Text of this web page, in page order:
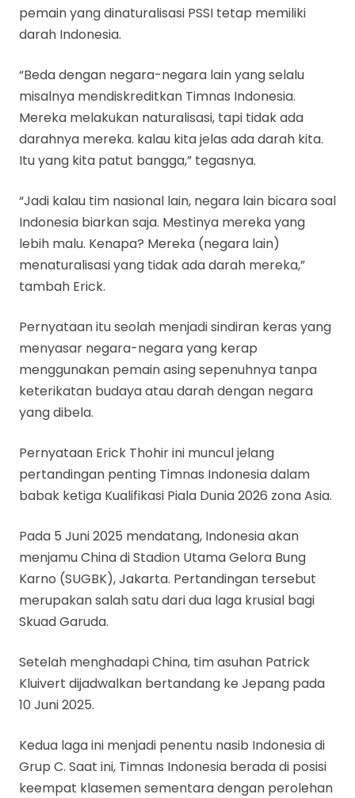
pemain yang dinaturalisasi PSSI tetap memiliki
darah Indonesia.
“Beda dengan negara-negara lain yang selalu
misalnya mendiskreditkan Timnas Indonesia.
Mereka melakukan naturalisasi, tapi tidak ada
darahnya mereka. kalau kita jelas ada darah kita.
Itu yang kita patut bangga,” tegasnya.
“Jadi kalau tim nasional lain, negara lain bicara soal
Indonesia biarkan saja. Mestinya mereka yang
lebih malu. Kenapa? Mereka (negara lain)
menaturalisasi yang tidak ada darah mereka,”
tambah Erick.
Pernyataan itu seolah menjadi sindiran keras yang
menyasar negara-negara yang kerap
menggunakan pemain asing sepenuhnya tanpa
keterikatan budaya atau darah dengan negara
yang dibela.
Pernyataan Erick Thohir ini muncul jelang
pertandingan penting Timnas Indonesia dalam
babak ketiga Kualifikasi Piala Dunia 2026 zona Asia.
Pada 5 Juni 2025 mendatang, Indonesia akan
menjamu China di Stadion Utama Gelora Bung
Karno (SUGBK), Jakarta. Pertandingan tersebut
merupakan salah satu dari dua laga krusial bagi
Skuad Garuda.
Setelah menghadapi China, tim asuhan Patrick
Kluivert dijadwalkan bertandang ke Jepang pada
10 Juni 2025.
Kedua laga ini menjadi penentu nasib Indonesia di
Grup C. Saat ini, Timnas Indonesia berada di posisi
keempat klasemen sementara dengan perolehan